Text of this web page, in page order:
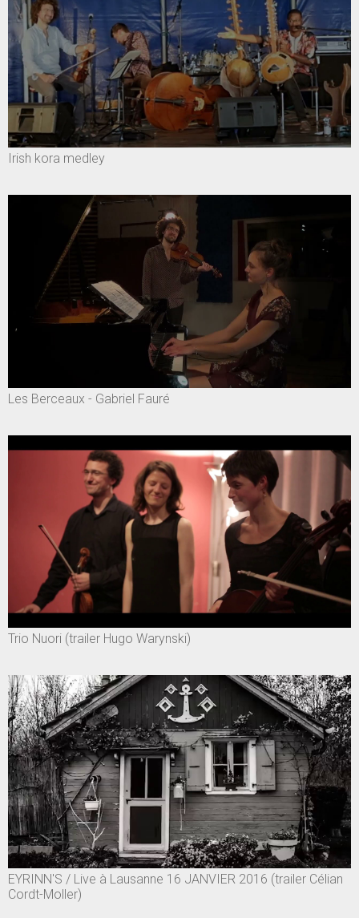
Irish kora medley
Les Berceaux - Gabriel Fauré
Trio Nuori (trailer Hugo Warynski)
EYRINN'S / Live à Lausanne 16 JANVIER 2016 (trailer Célian
Cordt-Moller)